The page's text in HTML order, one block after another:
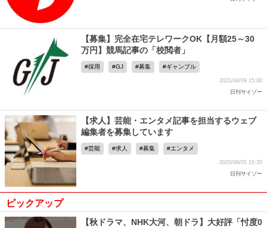
【募集】完全在宅テレワークOK【月額25～30
万円】競馬記事の「校閲者」
採用 GJ 募集 ギャンブル
2021/04/09 15:00
日刊サイゾー
【求人】芸能・エンタメ記事を担当するウェブ
編集者を募集しています
芸能 求人 募集 エンタメ
2020/06/05 15:35
日刊サイゾー
ピックアップ
【秋ドラマ、NHK大河、朝ドラ】大好評「忖度0